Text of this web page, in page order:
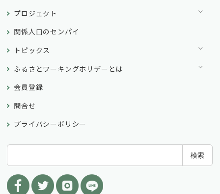
プロジェクト
関係人口のセンパイ
トピックス
ふるさとワーキングホリデーとは
会員登録
問合せ
プライバシーポリシー
索
検索